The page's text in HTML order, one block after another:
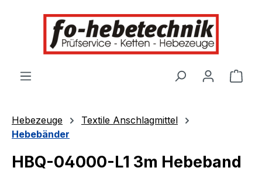
springen
Hebezeuge
Textile Anschlagmittel
Hebebänder
HBQ-04000-L1 3m Hebeband